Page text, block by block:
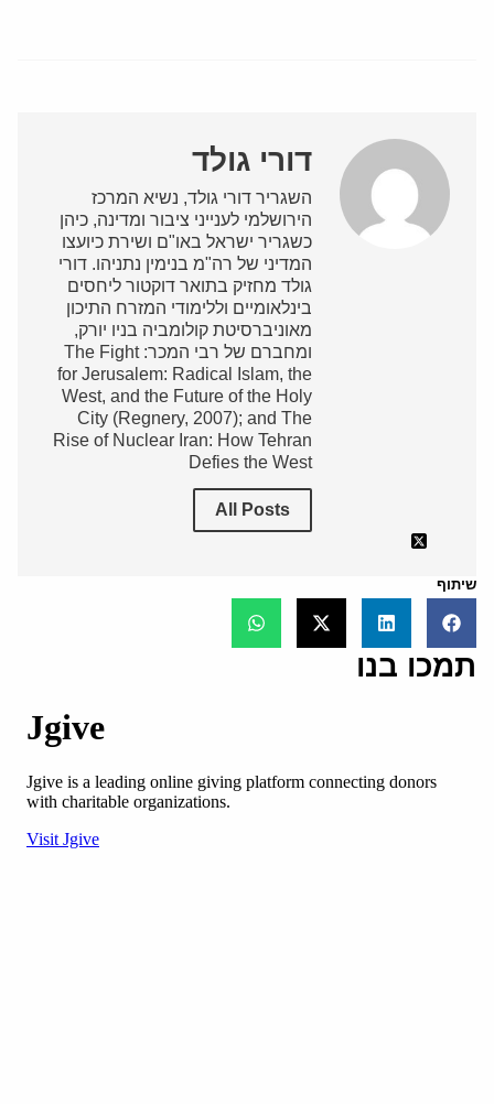
דורי גולד
השגריר דורי גולד, נשיא המרכז
הירושלמי לענייני ציבור ומדינה, כיהן
כשגריר ישראל באו"ם ושירת כיועצו
המדיני של רה"מ בנימין נתניהו. דורי
גולד מחזיק בתואר דוקטור ליחסים
בינלאומיים וללימודי המזרח התיכון
מאוניברסיטת קולומביה בניו יורק,
ומחברם של רבי המכר: The Fight
for Jerusalem: Radical Islam, the
West, and the Future of the Holy
City (Regnery, 2007); and The
Rise of Nuclear Iran: How Tehran
Defies the West
All Posts
שיתוף
תמכו בנו